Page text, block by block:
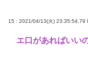
15 : 2021/04/13(火) 23:35:54.79
エ口があればいい